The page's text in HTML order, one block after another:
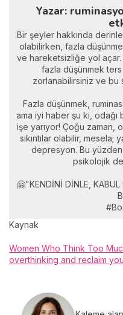
Yazar:
Bir şeyler hakkında
olabilirken, fazla
ve hareketsizliğe yol açar.
fazla düşünmek
zorlanabilirsiniz ve bu
Fazla düşünmek,
ama iyi haber şu ki, odağı
işe yarıyor! Çoğu zaman,
sıkıntılar olabilir,
depresyon. Bu
psikolojik
🤗"KENDİNİ DİNLE,
Kaynak
Women Who Think Too
overthinking and reclaim